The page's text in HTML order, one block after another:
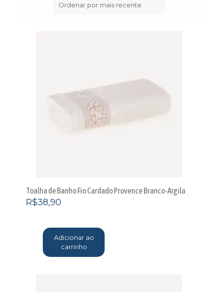
Toalha de Banho Fio Cardado Provence Branco-Argila
R$38,90
Adicionar ao
carrinho